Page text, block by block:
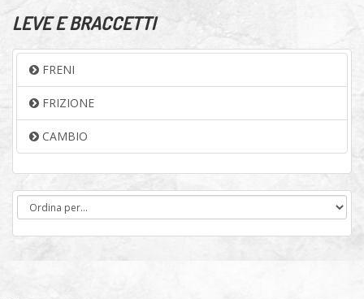
LEVE E BRACCETTI
FRENI
FRIZIONE
CAMBIO